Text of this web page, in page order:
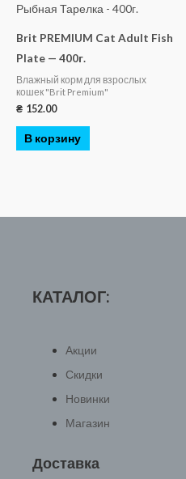
Brit PREMIUM Cat Adult Fish
Plate — 400г.
Влажный корм для взрослых
кошек "Brit Premium"
₴ 152.00
В корзину
КАТАЛОГ:
Акции
Скидки
Новинки
Магазин
Доставка